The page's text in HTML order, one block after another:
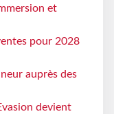
et
pour 2028
auprès des
devient